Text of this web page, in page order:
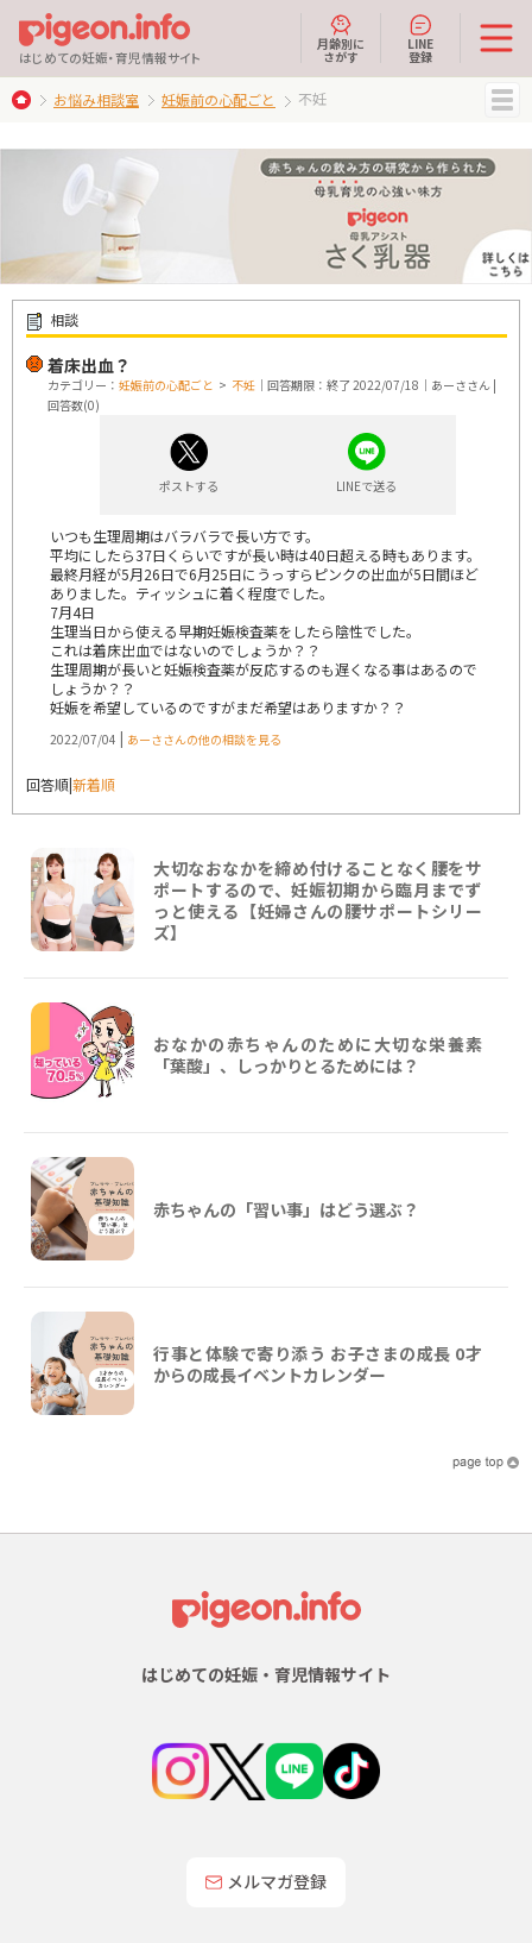
はじめての妊娠・育児情報サイト
月齢別に
さがす
LINE
登録
お悩み相談室 妊娠前の心配ごと 不妊
相談
着床出血？
カテゴリー： 妊娠前の心配ごと > 不妊 ｜回答期限：終了 2022/07/18｜あーささん |
回答数(0)
ポストする LINEで送る
いつも生理周期はバラバラで長い方です。
平均にしたら37日くらいですが長い時は40日超える時もあります。
最終月経が5月26日で6月25日にうっすらピンクの出血が5日間ほど
ありました。ティッシュに着く程度でした。
7月4日
生理当日から使える早期妊娠検査薬をしたら陰性でした。
これは着床出血ではないのでしょうか？？
生理周期が長いと妊娠検査薬が反応するのも遅くなる事はあるので
しょうか？？
妊娠を希望しているのですがまだ希望はありますか？？
2022/07/04 | あーささんの他の相談を見る
回答順|新着順
大切なおなかを締め付けることなく腰をサ
ポートするので、妊娠初期から臨月までず
っと使える【妊婦さんの腰サポートシリー
ズ】
おなかの赤ちゃんのために大切な栄養素
「葉酸」、しっかりとるためには？
赤ちゃんの「習い事」はどう選ぶ？
行事と体験で寄り添う お子さまの成長 0才
からの成長イベントカレンダー
はじめての妊娠・育児情報サイト
メルマガ登録